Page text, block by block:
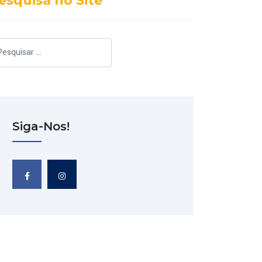
Siga-Nos!